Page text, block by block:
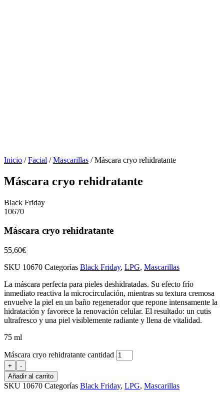
Inicio /Facial /Mascarillas / Máscara cryo rehidratante
Máscara cryo rehidratante
Black Friday
10670
Máscara cryo rehidratante
55,60€
SKU 10670 Categorías Black Friday, LPG, Mascarillas
La máscara perfecta para pieles deshidratadas. Su efecto frío
inmediato reactiva la microcirculación, mientras su textura cremosa
envuelve la piel en un baño regenerador que repone intensamente la
hidratación y favorece la renovación celular. El resultado: un cutis
ultrafresco y una piel visiblemente radiante y llena de vitalidad.
75 ml
Máscara cryo rehidratante cantidad
+
-
Añadir al carrito
SKU 10670 Categorías Black Friday, LPG, Mascarillas